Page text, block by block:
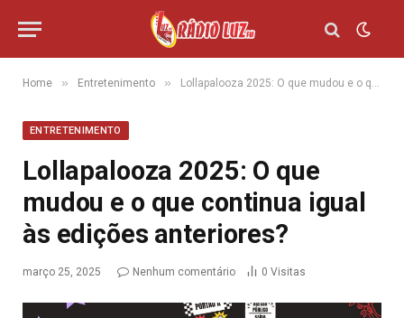
Home » Entretenimento » Lollapalooza 2025: O que mudou e o que continua igual às edições anteriores?
ENTRETENIMENTO
Lollapalooza 2025: O que
mudou e o que continua igual
às edições anteriores?
março 25, 2025 Nenhum comentário 0 Visitas